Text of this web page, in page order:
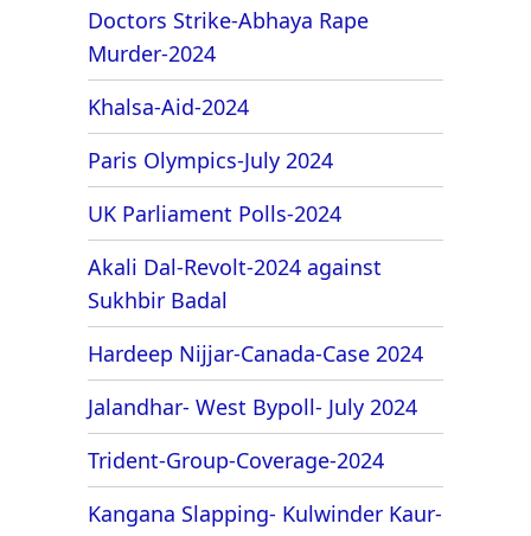
Doctors Strike-Abhaya Rape
Murder-2024
Khalsa-Aid-2024
Paris Olympics-July 2024
UK Parliament Polls-2024
Akali Dal-Revolt-2024 against
Sukhbir Badal
Hardeep Nijjar-Canada-Case 2024
Jalandhar- West Bypoll- July 2024
Trident-Group-Coverage-2024
Kangana Slapping- Kulwinder Kaur-